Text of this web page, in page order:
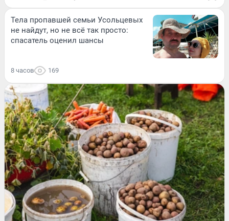
Тела пропавшей семьи Усольцевых
не найдут, но не всё так просто:
спасатель оценил шансы
8 часов 169